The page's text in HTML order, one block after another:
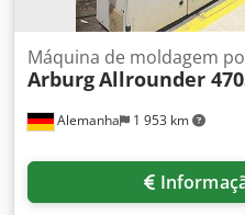
Alemanha 1 953 km
Máquina de moldagem
ArburgAllrounder